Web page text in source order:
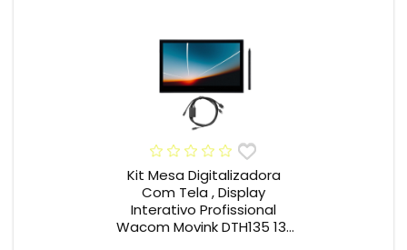
Kit Mesa Digitalizadora
Com Tela , Display
Interativo Profissional
Wacom Movink DTH135 13”